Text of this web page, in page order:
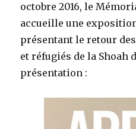
octobre 2016, le
accueille une
présentant le retour
et réfugiés de la Shoah
présentation :